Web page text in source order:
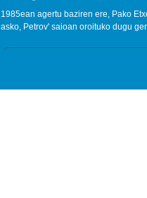
1985ean agertu baziren ere, Pako
asko, Petrov' saioan oroituko dugu